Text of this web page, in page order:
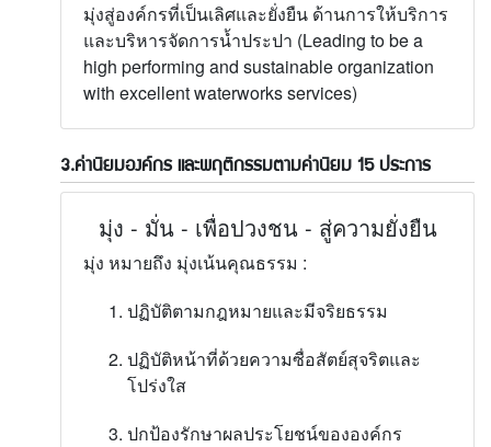
มุ่งสู่องค์กรที่เป็นเลิศและยั่งยืน ด้านการให้บริการ
และบริหารจัดการน้ำประปา (Leading to be a
high performing and sustainable organization
with excellent waterworks services)
3.ค่านิยมองค์กร และพฤติกรรมตามค่านิยม 15 ประการ
มุ่ง - มั่น - เพื่อปวงชน - สู่ความยั่งยืน
มุ่ง หมายถึง มุ่งเน้นคุณธรรม :
ปฏิบัติตามกฎหมายและมีจริยธรรม
ปฏิบัติหน้าที่ด้วยความซื่อสัตย์สุจริตและ
โปร่งใส
ปกป้องรักษาผลประโยชน์ขององค์กร